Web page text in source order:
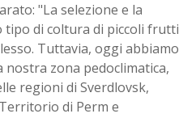
"La selezione e la
di coltura di piccoli frutti
Tuttavia, oggi abbiamo
zona pedoclimatica,
regioni di Sverdlovsk,
di Perm e